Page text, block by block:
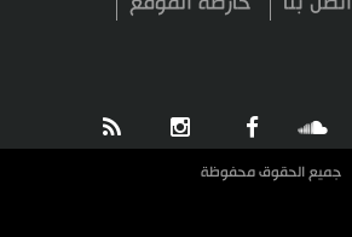
جميع الحقوق محفوظة